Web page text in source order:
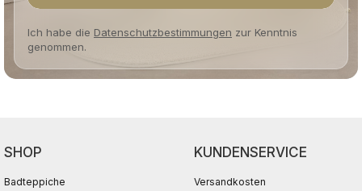
Ich habe die Datenschutzbestimmungen zur Kenntnis
genommen.
SHOP
Badteppiche
KUNDENSERVICE
Versandkosten